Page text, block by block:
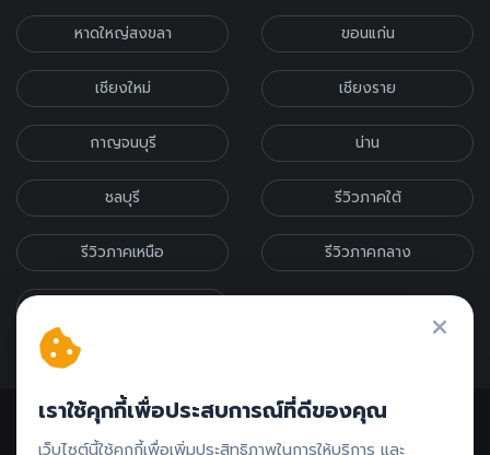
หาดใหญ่สงขลา ขอนแก่น
เชียงใหม่ เชียงราย
กาญจนบุรี น่าน
ชลบุรี รีวิวภาคใต้
รีวิวภาคเหนือ รีวิวภาคกลาง
เราใช้คุกกี้เพื่อประสบการณ์ที่ดีของคุณ
เว็บไซต์นี้ใช้คุกกี้เพื่อเพิ่มประสิทธิภาพในการให้บริการ และ